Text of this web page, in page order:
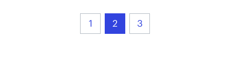
1 2 3